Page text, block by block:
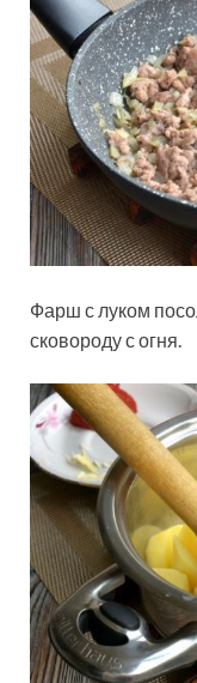
Фарш с луком
сковороду с огня.